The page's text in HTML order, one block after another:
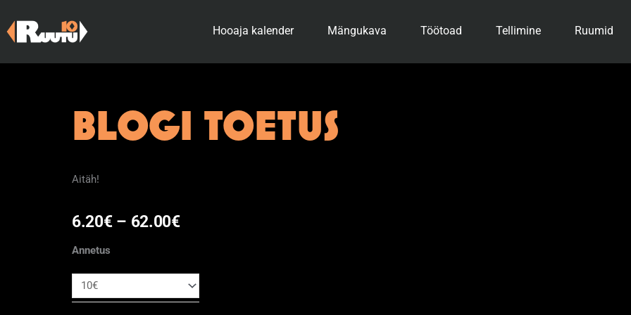
to
content
Hooaja kalender Mängukava Töötoad Tellimine Ruumid
BLOGI TOETUS
Aitäh!
6.20€ – 62.00€Hinnavahemik:
kuni
62.00€
Annetus
BLOGI
kogus